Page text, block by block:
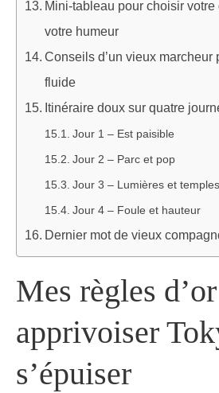
Mini-tableau pour choisir votre
votre humeur
Conseils d’un vieux marcheur
fluide
Itinéraire doux sur quatre
Jour 1 – Est paisible
Jour 2 – Parc et pop
Jour 3 – Lumières et temples
Jour 4 – Foule et hauteur
Dernier mot de vieux
Mes règles
apprivoiser
s’épuiser